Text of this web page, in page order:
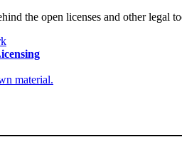
the open licenses and other legal
material.